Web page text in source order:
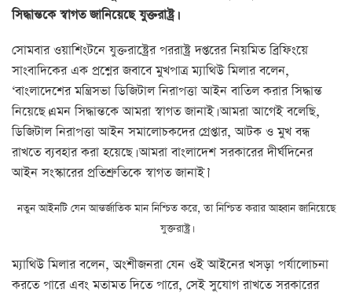
সিদ্ধান্তকে স্বাগত জানিয়েছে যুক্তরাষ্ট্র।
সোমবার ওয়াশিংটনে যুক্তরাষ্ট্রের পররাষ্ট্র দপ্তরের নিয়মিত ব্রিফিংয়ে
সাংবাদিকের এক প্রশ্নের জবাবে মুখপাত্র ম্যাথিউ মিলার বলেন,
‘বাংলাদেশের মন্ত্রিসভা ডিজিটাল নিরাপত্তা আইন বাতিল করার সিদ্ধান্ত
নিয়েছে।এমন সিদ্ধান্তকে আমরা স্বাগত জানাই। আমরা আগেই বলেছি,
ডিজিটাল নিরাপত্তা আইন সমালোচকদের গ্রেপ্তার, আটক ও মুখ বন্ধ
রাখতে ব্যবহার করা হয়েছে। আমরা বাংলাদেশ সরকারের দীর্ঘদিনের
আইন সংস্কারের প্রতিশ্রুতিকে স্বাগত জানাই।’
নতুন আইনটি যেন আন্তর্জাতিক মান নিশ্চিত করে, তা নিশ্চিত করার আহ্বান জানিয়েছে
যুক্তরাষ্ট্র।
ম্যাথিউ মিলার বলেন, অংশীজনরা যেন ওই আইনের খসড়া পর্যালোচনা
করতে পারে এবং মতামত দিতে পারে, সেই সুযোগ রাখতে সরকারের